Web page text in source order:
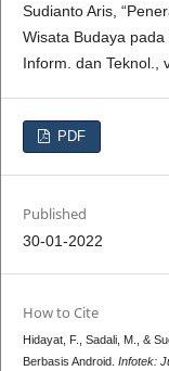
Sudianto Aris,
Wisata Budaya pada
Inform. dan Teknol.,
PDF
Published
30-01-2022
How to Cite
Hidayat, F., Sadali, M., &
Berbasis Android. Infotek: